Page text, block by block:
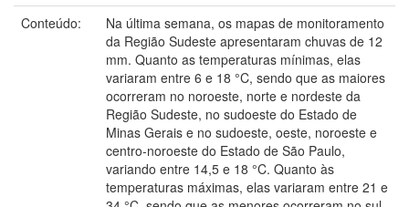
Conteúdo:
Na última semana, os mapas de monitoramento
da Região Sudeste apresentaram chuvas de 12
mm. Quanto as temperaturas mínimas, elas
variaram entre 6 e 18 °C, sendo que as maiores
ocorreram no noroeste, norte e nordeste da
Região Sudeste, no sudoeste do Estado de
Minas Gerais e no sudoeste, oeste, noroeste e
centro-noroeste do Estado de São Paulo,
variando entre 14,5 e 18 °C. Quanto às
temperaturas máximas, elas variaram entre 21 e